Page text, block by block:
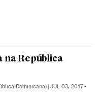
na República
Dominicana) | JUL 03, 2017 -